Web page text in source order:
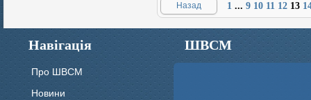
Назад 1 ... 9 10 11 12 13
Навігація
Про ШВСМ
Новини
ШВСМ